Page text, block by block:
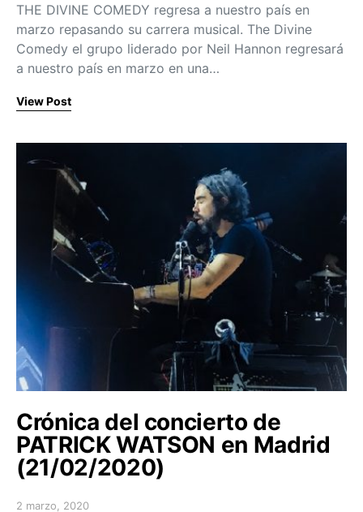
THE DIVINE COMEDY regresa a nuestro país en
marzo repasando su carrera musical. The Divine
Comedy el grupo liderado por Neil Hannon regresará
a nuestro país en marzo en una…
View Post
Crónica del concierto de
PATRICK WATSON en Madrid
(21/02/2020)
2 marzo, 2020